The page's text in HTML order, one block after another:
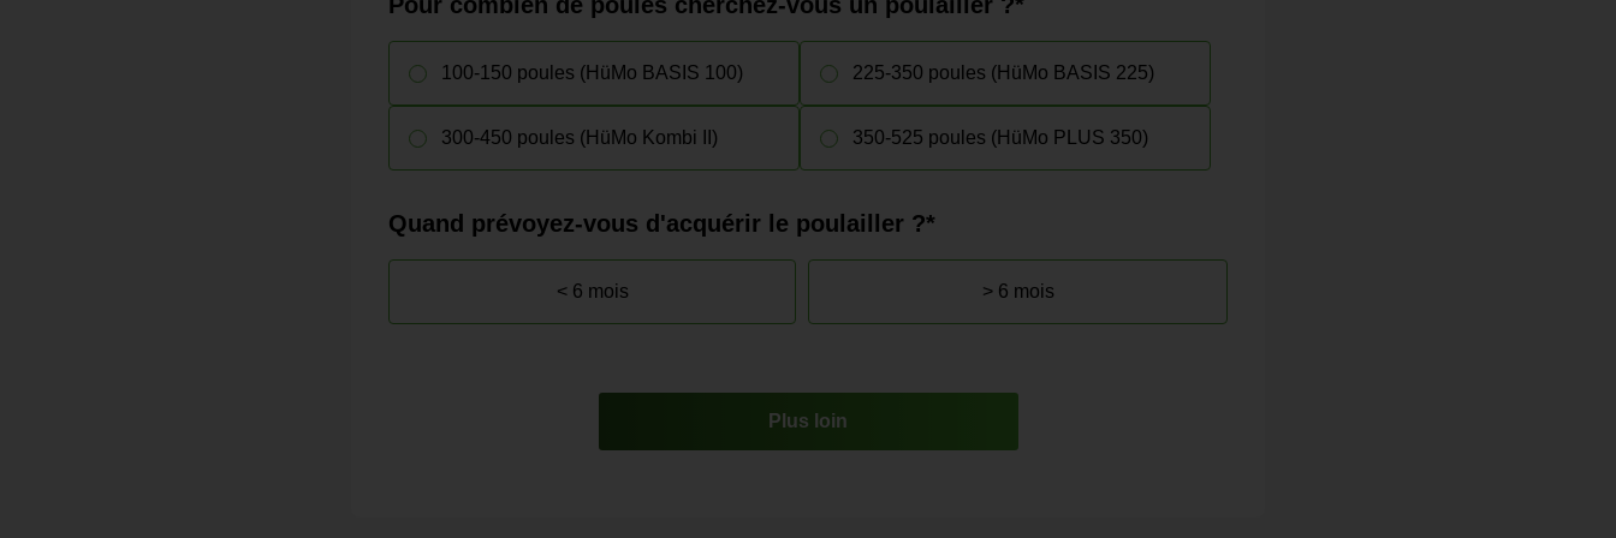
100-150 poules (HüMo BASIS 100) 225-350 poules (HüMo BASIS 225)
300-450 poules (HüMo Kombi II) 350-525 poules (HüMo PLUS 350)
Quand prévoyez-vous d'acquérir le poulailler ?*
< 6 mois > 6 mois
Plus loin